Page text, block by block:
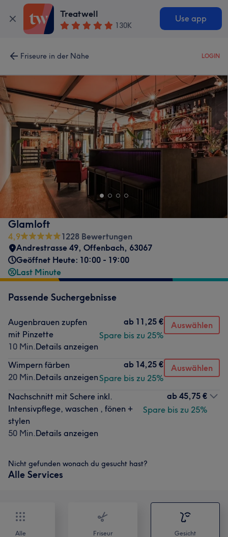
Treatwell
130K
Use app
Friseure in der Nähe LOGIN
Glamloft
4,9
1228 Bewertungen
Andrestrasse 49, Offenbach, 63067
Geöffnet Heute: 10:00 - 19:00
Last Minute
Passende Suchergebnisse
Augenbrauen zupfen
mit Pinzette
10 Min.Details anzeigen
ab 11,25 €
Spare bis zu 25%
Auswählen
Wimpern färben
20 Min.Details anzeigen
ab 14,25 €
Spare bis zu 25%
Auswählen
Nachschnitt mit Schere inkl.
Intensivpflege, waschen , fönen +
stylen
50 Min.Details anzeigen
ab 45,75 €
Spare bis zu 25%
Nicht gefunden wonach du gesucht hast?
Alle Services
Alle Friseur Gesicht